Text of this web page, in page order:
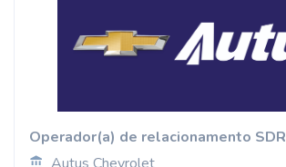
Operador(a) de relacionamento SDR